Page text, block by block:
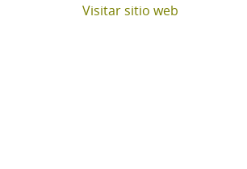
Visitar sitio web